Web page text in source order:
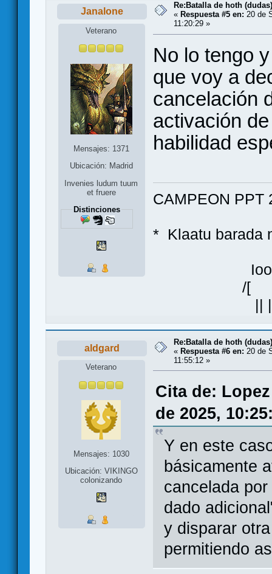
Janalone
Veterano
Mensajes: 1371
Ubicación: Madrid
Invenies ludum tuum
et fruere
Distinciones
Re:Batalla de hoth (dudas)
« Respuesta #5 en: 20 de
11:20:29 »
No lo tengo
que voy a
cancelación
activación
habilidad
CAMPEON PPT
* Klaatu
/[ ]\
||
aldgard
Veterano
Mensajes: 1030
Ubicación: VIKINGO
colonizando
Re:Batalla de hoth (dudas)
« Respuesta #6 en: 20 de
11:55:12 »
Cita de:
de 2025,
Y en este
básicamente
cancelada
dado
y disparar
permitiendo